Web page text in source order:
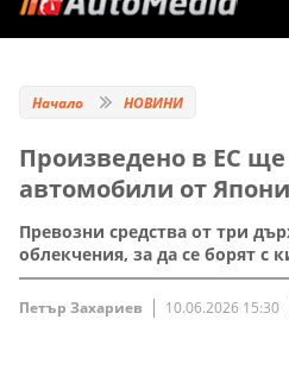
Начало НОВИНИ
Произведено в ЕС
автомобили от
Превозни средства от три
облекчения, за да се борят с
Петър Захариев 10.06.2026 15:30